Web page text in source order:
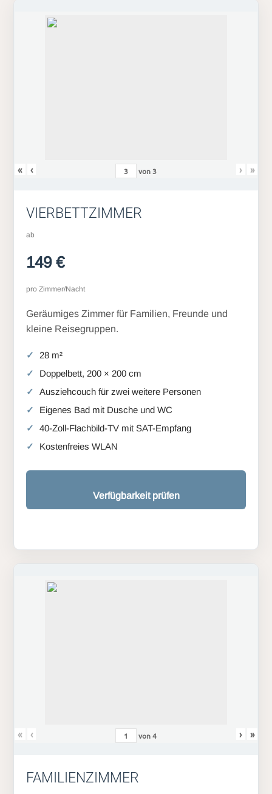
« ‹ von3 › »
VIERBETTZIMMER
ab
149 €
pro Zimmer/Nacht
Geräumiges Zimmer für Familien, Freunde und
kleine Reisegruppen.
28 m²
Doppelbett, 200 × 200 cm
Ausziehcouch für zwei weitere Personen
Eigenes Bad mit Dusche und WC
40-Zoll-Flachbild-TV mit SAT-Empfang
Kostenfreies WLAN
Verfügbarkeit prüfen
« ‹ von4 › »
FAMILIENZIMMER